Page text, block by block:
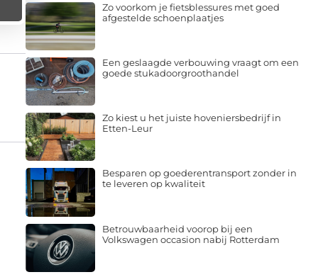
Zo voorkom je fietsblessures met goed
afgestelde schoenplaatjes
Een geslaagde verbouwing vraagt om een
goede stukadoorgroothandel
Zo kiest u het juiste hoveniersbedrijf in
Etten-Leur
Besparen op goederentransport zonder in
te leveren op kwaliteit
Betrouwbaarheid voorop bij een
Volkswagen occasion nabij Rotterdam